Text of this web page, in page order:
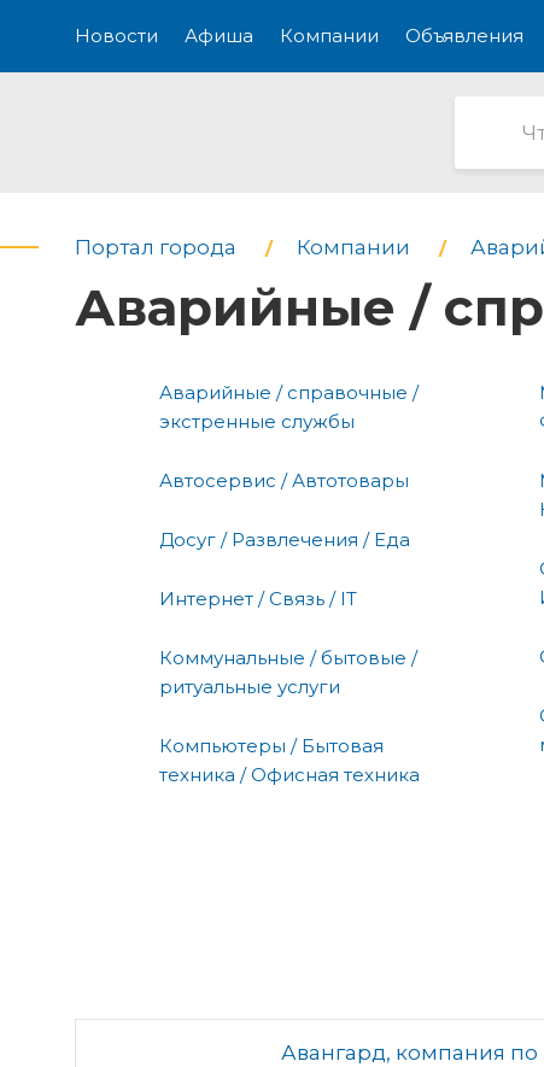
Новости Афиша Компании Объявления
Портал города Компании
Аварийные /
Аварийные / справочные /
экстренные службы
Автосервис / Автотовары
Досуг / Развлечения / Еда
Интернет / Связь / IT
Коммунальные / бытовые /
ритуальные услуги
Компьютеры / Бытовая
техника / Офисная техника
Авангард, компания по